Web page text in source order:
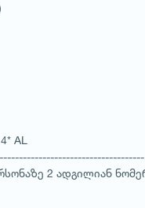
AL
2 ადგილიან